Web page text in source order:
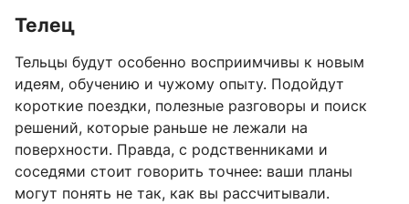
Телец
Тельцы будут особенно восприимчивы к новым
идеям, обучению и чужому опыту. Подойдут
короткие поездки, полезные разговоры и поиск
решений, которые раньше не лежали на
поверхности. Правда, с родственниками и
соседями стоит говорить точнее: ваши планы
могут понять не так, как вы рассчитывали.